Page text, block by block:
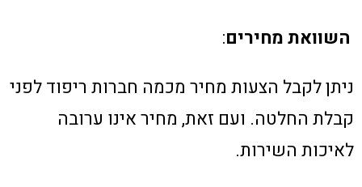
השוואת מחירים:
ניתן לקבל הצעות מחיר מכמה חברות ריפוד לפני
קבלת החלטה. ועם זאת, מחיר אינו ערובה
לאיכות השירות.